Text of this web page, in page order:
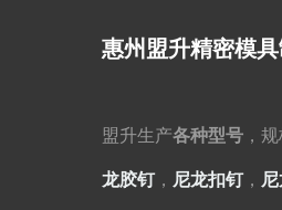
惠州盟升精密模
盟升生产各种型号 ，
龙胶钉， 尼龙扣钉，